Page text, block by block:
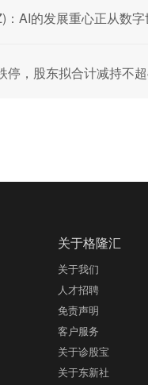
：AI的发展重心正从数
停，股东拟合计减持不
关于格隆汇
关于我们
人才招聘
免责声明
客户服务
关于诊股宝
关于东新社